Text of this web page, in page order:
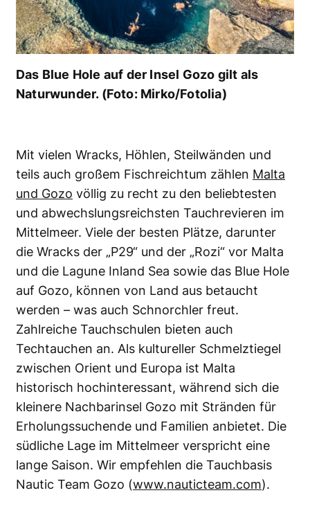
Das Blue Hole auf der Insel Gozo gilt als
Naturwunder. (Foto: Mirko/Fotolia)
Mit vielen Wracks, Höhlen, Steilwänden und
teils auch großem Fischreichtum zählen Malta
und Gozo völlig zu recht zu den beliebtesten
und abwechslungsreichsten Tauchrevieren im
Mittelmeer. Viele der besten Plätze, darunter
die Wracks der „P29“ und der „Rozi“ vor Malta
und die Lagune Inland Sea sowie das Blue Hole
auf Gozo, können von Land aus betaucht
werden – was auch Schnorchler freut.
Zahlreiche Tauchschulen bieten auch
Techtauchen an. Als kultureller Schmelztiegel
zwischen Orient und Europa ist Malta
historisch hochinteressant, während sich die
kleinere Nachbarinsel Gozo mit Stränden für
Erholungssuchende und Familien anbietet. Die
südliche Lage im Mittelmeer verspricht eine
lange Saison. Wir empfehlen die Tauchbasis
Nautic Team Gozo (www.nauticteam.com).